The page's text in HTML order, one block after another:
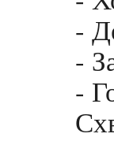
-
-
-